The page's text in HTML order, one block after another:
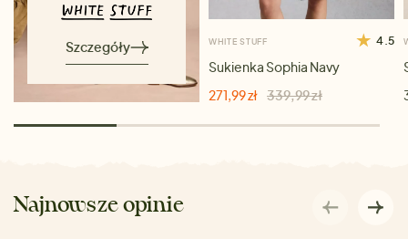
Szczegóły WHITE STUFF 4.5
Sukienka Sophia Navy
271,99 zł 339,99 zł
Najnowsze opinie